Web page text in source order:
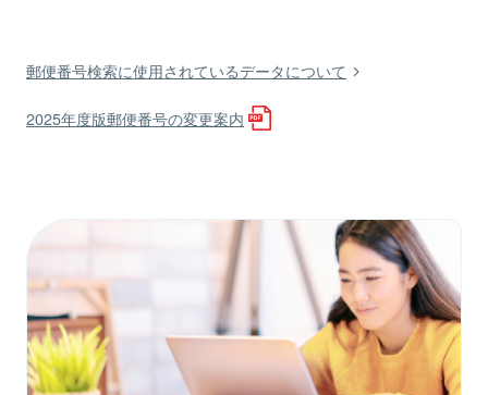
郵便番号検索に使用されているデータについて
2025年度版郵便番号の変更案内